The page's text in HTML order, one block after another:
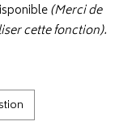
(Merci de
cette fonction).